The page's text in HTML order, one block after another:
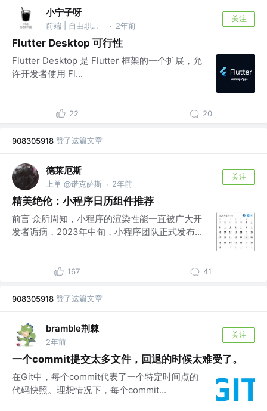
小宁子呀
前端 | 自由职业 @* · 2年前
关注
Flutter Desktop 可行性
Flutter Desktop 是 Flutter 框架的一个扩展，允
许开发者使用 Fl...
22 20
908305918 赞了这篇文章
德莱厄斯
上单 @诺克萨斯 · 2年前
关注
精美绝伦：小程序日历组件推荐
前言 众所周知，小程序的渲染性能一直被广大开
发者诟病，2023年中旬，小程序团队正式发布...
167 41
908305918 赞了这篇文章
bramble荆棘
2年前
关注
一个commit提交太多文件，回退的时候太难受了。
在Git中，每个commit代表了一个特定时间点的
代码快照。理想情况下，每个commit...